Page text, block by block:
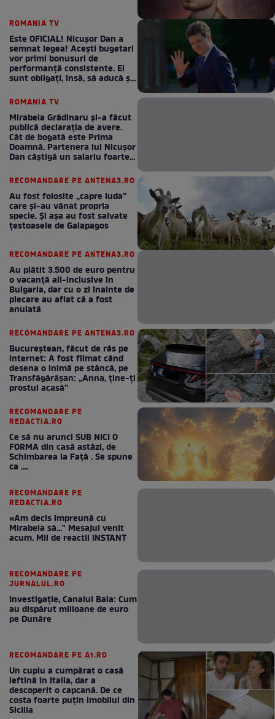
ROMANIA TV
Este OFICIAL! Nicușor Dan a
semnat legea! Acești bugetari
vor primi bonusuri de
performanță consistente. Ei
sunt obligați, însă, să aducă și
ROMANIA TV
Mirabela Grădinaru și-a făcut
publică declarația de avere.
Cât de bogată este Prima
Doamnă. Partenera lui Nicușor
Dan câștigă un salariu foarte
RECOMANDARE PE ANTENA3.RO
Au fost folosite „capre Iuda”
care și-au vânat propria
specie. Și așa au fost salvate
țestoasele de Galapagos
RECOMANDARE PE ANTENA3.RO
Au plătit 3.500 de euro pentru
o vacanță all-inclusive în
Bulgaria, dar cu o zi înainte de
plecare au aflat că a fost
anulată
RECOMANDARE PE ANTENA3.RO
Bucureștean, făcut de râs pe
internet: A fost filmat când
desena o inimă pe stâncă, pe
Transfăgărășan: „Anna, ține-ți
prostul acasă”
RECOMANDARE PE
REDACTIA.RO
Ce să nu arunci SUB NICI O
FORMA din casă astăzi, de
Schimbarea la Față . Se spune
ca ....
RECOMANDARE PE
REDACTIA.RO
«Am decis împreună cu
Mirabela să..." Mesajul venit
acum. Mii de reactii INSTANT
RECOMANDARE PE
JURNALUL.RO
Investigație, Canalul Bala: Cum
au dispărut milioane de euro
pe Dunăre
RECOMANDARE PE A1.RO
Un cuplu a cumpărat o casă
ieftină în Italia, dar a
descoperit o capcană. De ce
costa foarte puțin imobilul din
Sicilia